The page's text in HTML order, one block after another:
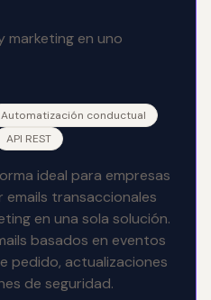
marketing en uno
Automatización conductual
API REST
ideal para empresas
transaccionales
en una sola solución.
basados en eventos
pedido, actualizaciones
de seguridad.